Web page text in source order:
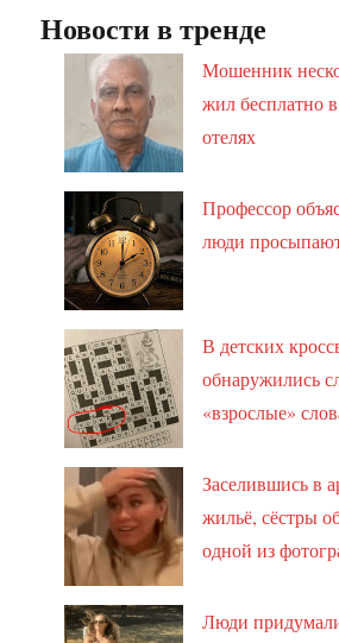
Новости в тренде
Мошенник
жил бесплатно
отелях
Профессор
люди
В детских
обнаружились
«взрослые»
Заселившись в
жильё, сёстры
одной из
Люди